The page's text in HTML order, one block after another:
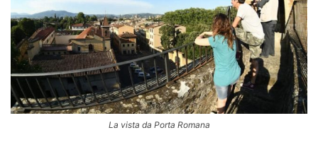
La vista da Porta Romana